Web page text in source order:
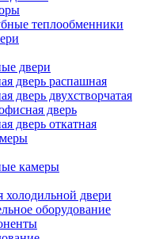
теплообменники
двери
дверь распашная
дверь двухстворчатая
дверь
дверь откатная
камеры
холодильной двери
оборудование